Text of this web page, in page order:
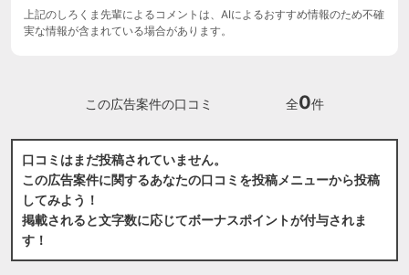
上記のしろくま先輩によるコメントは、AIによるおすすめ情報のため不確
実な情報が含まれている場合があります。
この広告案件の口コミ 全0件
口コミはまだ投稿されていません。
この広告案件に関するあなたの口コミを投稿メニューから投稿
してみよう！
掲載されると文字数に応じてボーナスポイントが付与されま
す！